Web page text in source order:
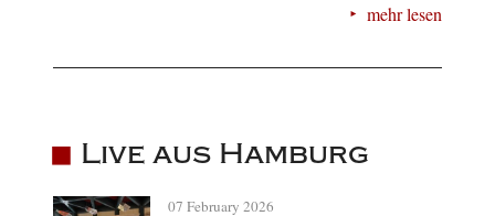
mehr lesen
Live aus Hamburg
07 February 2026